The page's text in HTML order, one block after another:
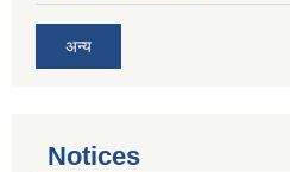
अन्य
Notices